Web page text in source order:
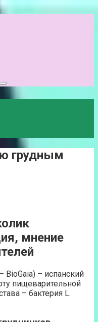
грудным
мнение
BioGaia) – испанский
пищеварительной
– бактерия L.